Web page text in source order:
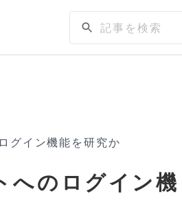
グイン機能を研究か
へのログイン機